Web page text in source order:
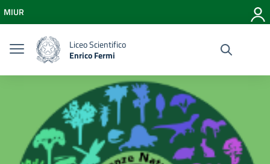
Vai al menu di navigazione
Vai al footer
MIUR
Liceo Scientifico
Enrico Fermi